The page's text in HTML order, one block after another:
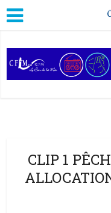
CLIP 1